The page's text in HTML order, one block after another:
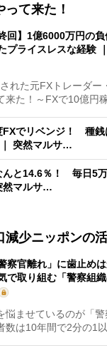
て来た！
終回】1億6000万円の
プライスレスな経験
れた元FXトレーダー
来た！～FXで10億円
FXでリベンジ！ 種
突然マルサ…
んと14.6％！ 毎日5
然マルサ…
少ニッポンの活
警察官離れ」に歯止め
で取り組む「警察組
ませているのが「警
数は10年間で2分の1